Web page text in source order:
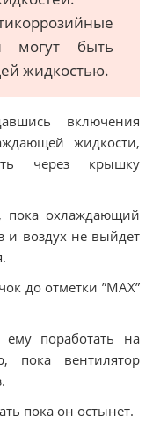
могут быть
жидкостью.
включения
жидкости,
через крышку
пока охлаждающий
и воздух не выйдет
до отметки ”MAX”
ему поработать на
пока вентилятор
пока он остынет.